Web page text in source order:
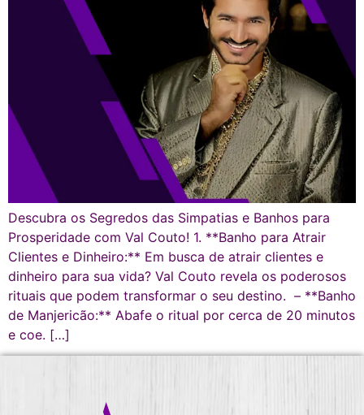
Descubra os Segredos das Simpatias e Banhos para
Prosperidade com Val Couto! 1. **Banho para Atrair
Clientes e Dinheiro:** Em busca de atrair clientes e
dinheiro para sua vida? Val Couto revela os poderosos
rituais que podem transformar o seu destino. – **Banho
de Manjericão:** Abafe o ritual por cerca de 20 minutos
e coe. […]